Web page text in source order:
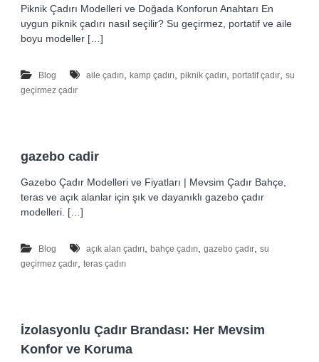
–
A
a
ı
r
e
B
Piknik Çadırı Modelleri ve Doğada Konforun Anahtarı En
uygun piknik çadırı nasıl seçilir? Su geçirmez, portatif ve aile
boyu modeller […]
Blog aile çadırı, kamp çadırı, piknik çadırı, portatif çadır, su
geçirmez çadır
gazebo cadir
Gazebo Çadır Modelleri ve Fiyatları | Mevsim Çadır Bahçe,
teras ve açık alanlar için şık ve dayanıklı gazebo çadır
modelleri. […]
Blog açık alan çadırı, bahçe çadırı, gazebo çadır, su
geçirmez çadır, teras çadırı
İzolasyonlu Çadır Brandası: Her Mevsim
Konfor ve Koruma